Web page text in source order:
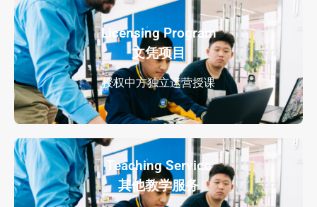
Licensing Program
文凭项目
授权中方独立运营授课
Teaching Service
其他教学服务